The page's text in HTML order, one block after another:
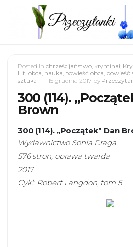
Posted in chrześcijaństwo, kryminał,
Lit. obca, nauka, powieść obca, powieść
sztuka
15 grudnia 2017 by
300 (114).
Brown
300 (114). „Początek” Dan
Wydawnictwo Sonia Draga
576 stron, oprawa twarda
2017
Cykl: Robert Langdon, tom 5